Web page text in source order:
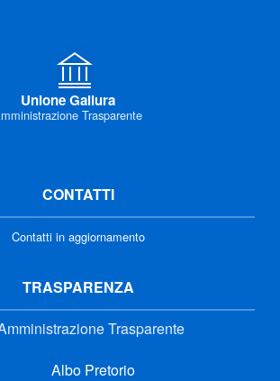
Unione Gallura
Trasparente
CONTATTI
Contatti in aggiornamento
TRASPARENZA
Trasparente
Albo Pretorio